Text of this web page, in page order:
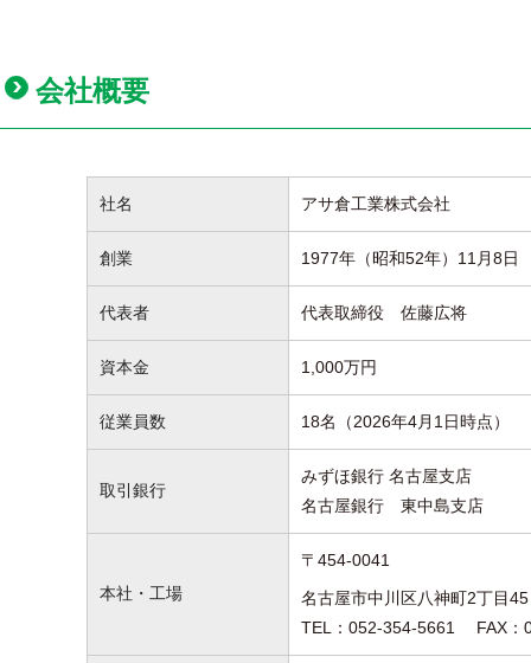
会社概要
社名 アサ倉工業株式会社
創業 1977年（昭和52年）11月8日
代表者 代表取締役 佐藤広将
資本金 1,000万円
従業員数 18名（2026年4月1日時点）
取引銀行
みずほ銀行 名古屋支店
名古屋銀行 東中島支店
本社・工場
〒454-0041
名古屋市中川区八神町2丁目
TEL：052-354-5661 FAX：